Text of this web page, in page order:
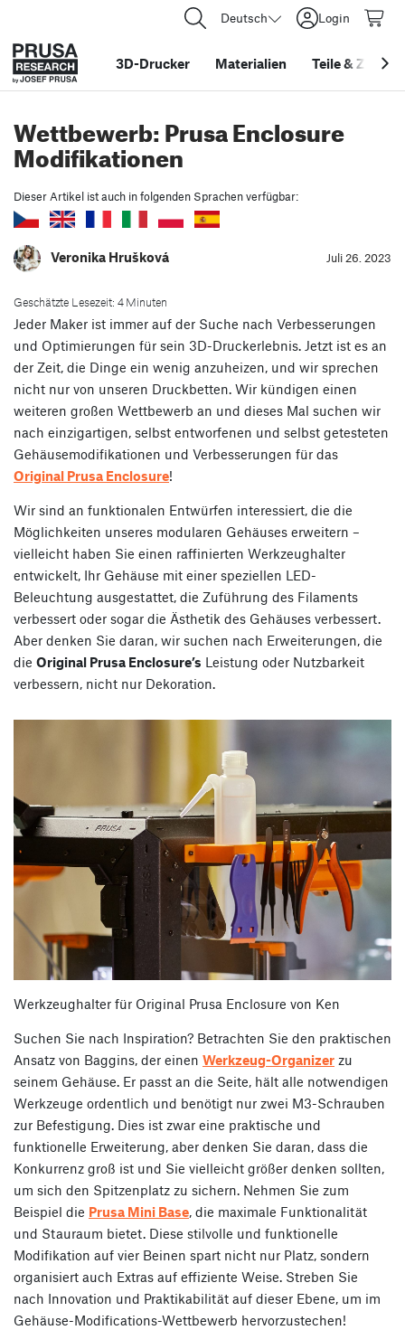
Deutsch Login
3D-Drucker Materialien Teile&
Wettbewerb: Prusa Enclosure
Modifikationen
Dieser Artikel ist auch in folgenden Sprachen verfügbar:
Veronika Hrušková Juli 26. 2023
Geschätzte Lesezeit: 4 Minuten
Jeder Maker ist immer auf der Suche nach Verbesserungen
und Optimierungen für sein 3D-Druckerlebnis. Jetzt ist es an
der Zeit, die Dinge ein wenig anzuheizen, und wir sprechen
nicht nur von unseren Druckbetten. Wir kündigen einen
weiteren großen Wettbewerb an und dieses Mal suchen wir
nach einzigartigen, selbst entworfenen und selbst getesteten
Gehäusemodifikationen und Verbesserungen für das
Original Prusa Enclosure!
Wir sind an funktionalen Entwürfen interessiert, die die
Möglichkeiten unseres modularen Gehäuses erweitern –
vielleicht haben Sie einen raffinierten Werkzeughalter
entwickelt, Ihr Gehäuse mit einer speziellen LED-
Beleuchtung ausgestattet, die Zuführung des Filaments
verbessert oder sogar die Ästhetik des Gehäuses verbessert.
Aber denken Sie daran, wir suchen nach Erweiterungen, die
die Original Prusa Enclosure’s Leistung oder Nutzbarkeit
verbessern, nicht nur Dekoration.
Werkzeughalter für Original Prusa Enclosure von Ken
Suchen Sie nach Inspiration? Betrachten Sie den praktischen
Ansatz von Baggins, der einen Werkzeug-Organizer zu
seinem Gehäuse. Er passt an die Seite, hält alle notwendigen
Werkzeuge ordentlich und benötigt nur zwei M3-Schrauben
zur Befestigung. Dies ist zwar eine praktische und
funktionelle Erweiterung, aber denken Sie daran, dass die
Konkurrenz groß ist und Sie vielleicht größer denken sollten,
um sich den Spitzenplatz zu sichern. Nehmen Sie zum
Beispiel die Prusa Mini Base, die maximale Funktionalität
und Stauraum bietet. Diese stilvolle und funktionelle
Modifikation auf vier Beinen spart nicht nur Platz, sondern
organisiert auch Extras auf effiziente Weise. Streben Sie
nach Innovation und Praktikabilität auf dieser Ebene, um im
Gehäuse-Modifications-Wettbewerb hervorzustechen!